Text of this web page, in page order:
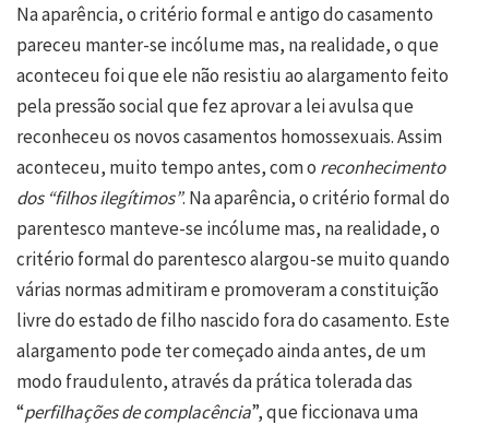
Na aparência, o critério formal e antigo do casamento
pareceu manter-se incólume mas, na realidade, o que
aconteceu foi que ele não resistiu ao alargamento feito
pela pressão social que fez aprovar a lei avulsa que
reconheceu os novos casamentos homossexuais. Assim
aconteceu, muito tempo antes, com o reconhecimento
dos “filhos ilegítimos”. Na aparência, o critério formal do
parentesco manteve-se incólume mas, na realidade, o
critério formal do parentesco alargou-se muito quando
várias normas admitiram e promoveram a constituição
livre do estado de filho nascido fora do casamento. Este
alargamento pode ter começado ainda antes, de um
modo fraudulento, através da prática tolerada das
“perfilhações decomplacência”, que ficcionava uma